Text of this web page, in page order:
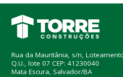
Rua da Mauritânia, s/n,
Q.U., lote 07 CEP: 41230040
Mata Escura, Salvador/BA